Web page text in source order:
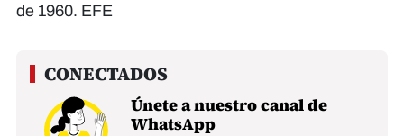
de 1960. EFE
Únete a nuestro canal de
WhatsApp